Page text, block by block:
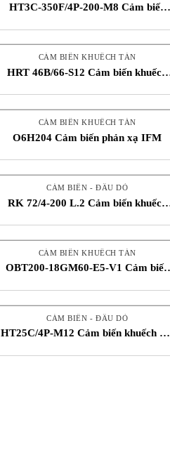
HT3C-350F/4P-200-M8 Cảm biến
CẢM BIẾN KHUẾCH TÁN
HRT 46B/66-S12 Cảm biến khuếch
CẢM BIẾN KHUẾCH TÁN
O6H204 Cảm biến phản xạ IFM
CẢM BIẾN - ĐẦU DÒ
RK 72/4-200 L.2 Cảm biến khuếch
CẢM BIẾN KHUẾCH TÁN
OBT200-18GM60-E5-V1 Cảm biến
CẢM BIẾN - ĐẦU DÒ
HT25C/4P-M12 Cảm biến khuếch đại